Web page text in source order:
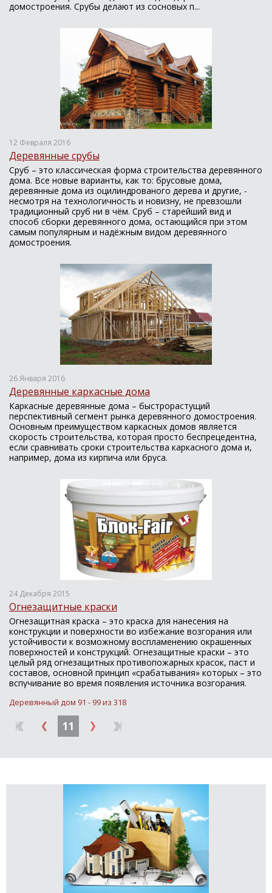
домостроения. Срубы делают из сосновых п...
12 Февраля 2016
Деревянные срубы
Сруб – это классическая форма строительства деревянного
дома. Все новые варианты, как то: брусовые дома,
деревянные дома из оцилиндрованого дерева и другие, -
несмотря на технологичность и новизну, не превзошли
традиционный сруб ни в чём. Сруб – старейший вид и
способ сборки деревянного дома, остающийся при этом
самым популярным и надёжным видом деревянного
домостроения.
26 Января 2016
Деревянные каркасные дома
Каркасные деревянные дома – быстрорастущий
перспективный сегмент рынка деревянного домостроения.
Основным преимуществом каркасных домов является
скорость строительства, которая просто беспрецедентна,
если сравнивать сроки строительства каркасного дома и,
например, дома из кирпича или бруса.
24 Декабря 2015
Огнезащитные краски
Огнезащитная краска – это краска для нанесения на
конструкции и поверхности во избежание возгорания или
устойчивости к возможному воспламенению окрашенных
поверхностей и конструкций. Огнезащитные краски – это
целый ряд огнезащитных противопожарных красок, паст и
составов, основной принцип «срабатывания» которых – это
вспучивание во время появления источника возгорания.
Деревянный дом 91 - 99 из 318
11